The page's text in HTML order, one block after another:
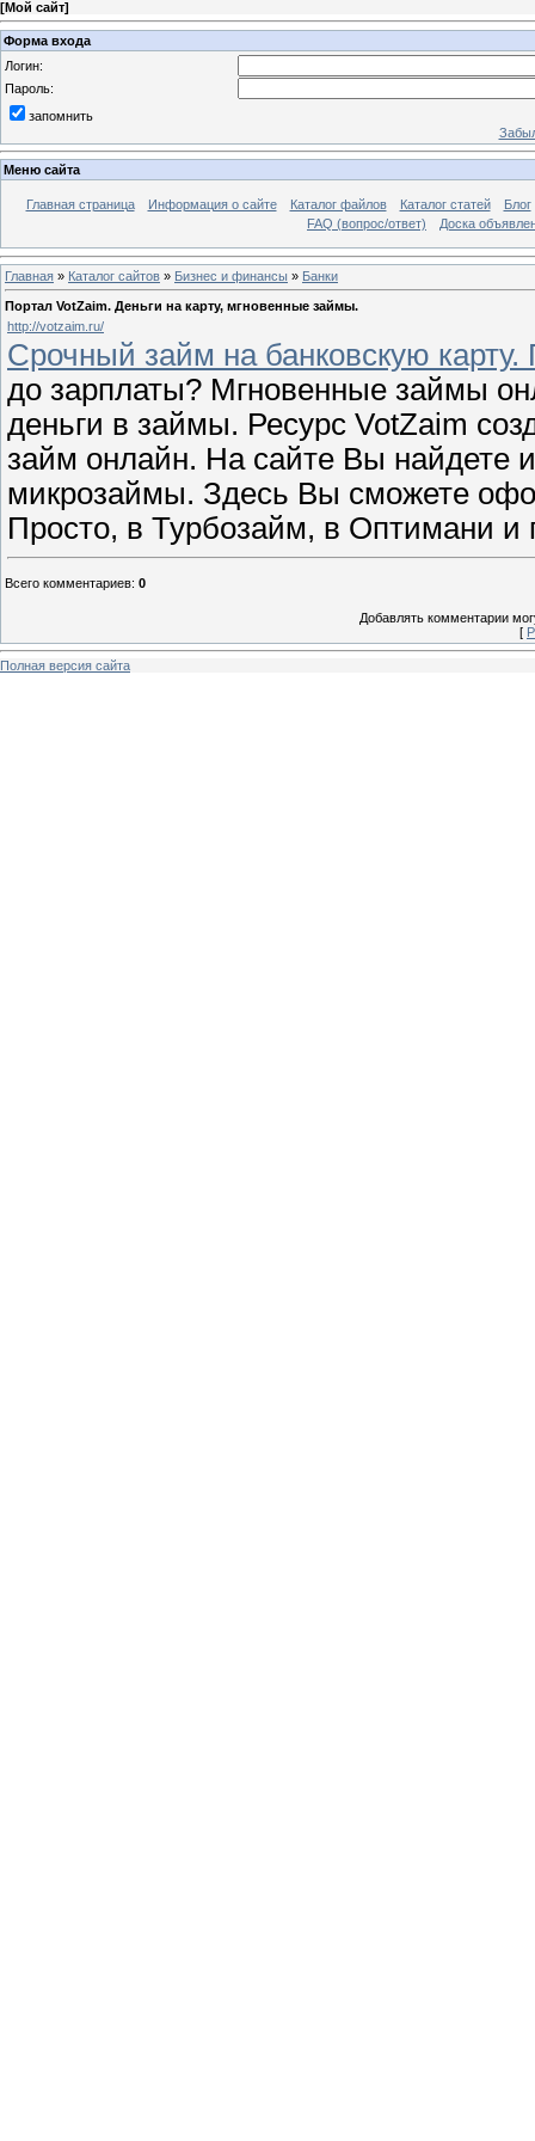
[Мой сайт]
Форма входа
Логин:
Пароль:
запомнить
Меню сайта
Главная страница Информация о сайте Каталог файлов Каталог статей
Блог
FAQ (вопрос/ответ)
Доска
Главная » Каталог сайтов » Бизнес и финансы » Банки
Портал VotZaim. Деньги на карту, мгновенные займы.
http://votzaim.ru/
Срочный займ на банковскую карту.
до зарплаты? Мгновенные займы
деньги в займы. Ресурс VotZaim
займ онлайн. На сайте Вы
микрозаймы. Здесь Вы сможете
Просто, в Турбозайм, в Оптимани и
Всего комментариев: 0
Добавлять комментарии
[
Полная версия сайта